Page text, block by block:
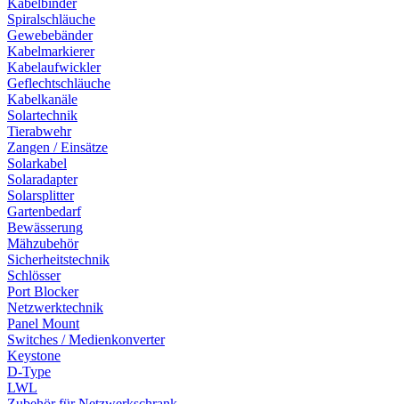
Spiralschläuche
Gewebebänder
Kabelmarkierer
Kabelaufwickler
Geflechtschläuche
Kabelkanäle
Solartechnik
Tierabwehr
Zangen / Einsätze
Solarkabel
Solaradapter
Solarsplitter
Gartenbedarf
Bewässerung
Mähzubehör
Sicherheitstechnik
Schlösser
Port Blocker
Netzwerktechnik
Panel Mount
Switches / Medienkonverter
Keystone
D-Type
LWL